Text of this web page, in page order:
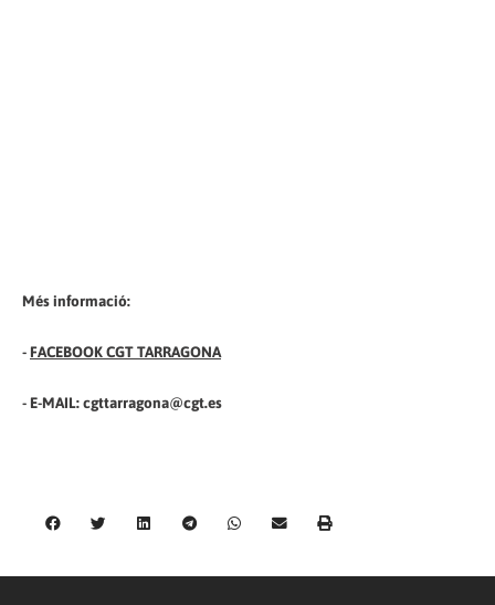
Més informació:
- FACEBOOK CGT TARRAGONA
- E-MAIL: cgttarragona@cgt.es